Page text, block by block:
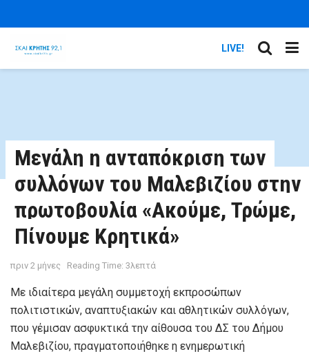
LIVE!
Μεγάλη η ανταπόκριση των
συλλόγων του Μαλεβιζίου στην
πρωτοβουλία «Ακούμε, Τρώμε,
Πίνουμε Κρητικά»
πριν 2 μήνες Reading Time: 3λεπτά
Με ιδιαίτερα μεγάλη συμμετοχή εκπροσώπων
πολιτιστικών, αναπτυξιακών και αθλητικών συλλόγων,
που γέμισαν ασφυκτικά την αίθουσα του ΔΣ του Δήμου
Μαλεβιζίου, πραγματοποιήθηκε η ενημερωτική